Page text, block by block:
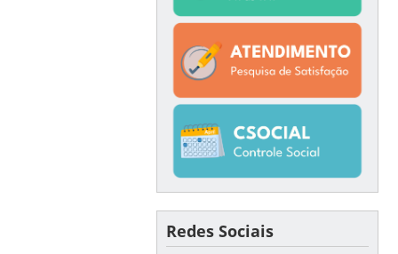
Redes Sociais